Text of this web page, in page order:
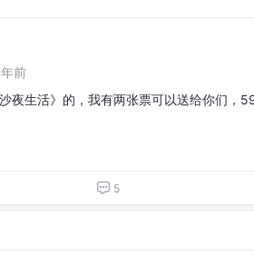
前
夜生活》的，我有两张票可以送给你们，
5